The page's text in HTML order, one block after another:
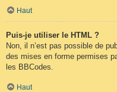
Haut
Puis-je utiliser le HTML ?
Non, il n’est pas possible de
des mises en forme permises
les BBCodes.
Haut